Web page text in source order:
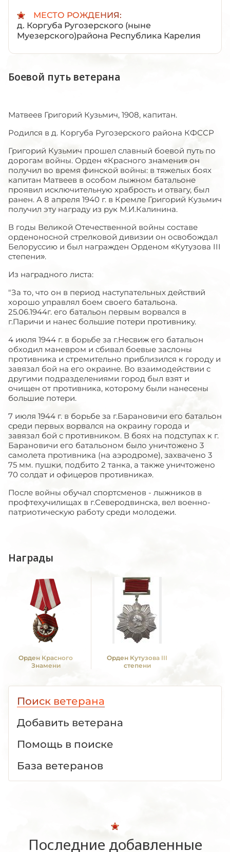
МЕСТО РОЖДЕНИЯ:
д. Коргуба Ругозерского (ныне
Муезерского)района Республика Карелия
Боевой путь ветерана
Матвеев Григорий Кузьмич, 1908, капитан.
Родился в д. Коргуба Ругозерского района КФССР
Григорий Кузьмич прошел славный боевой путь по
дорогам войны. Орден «Красного знамени» он
получил во время финской войны: в тяжелых боях
капитан Матвеев в особом лыжном батальоне
проявил исключительную храбрость и отвагу, был
ранен. А 8 апреля 1940 г. в Кремле Григорий Кузьмич
получил эту награду из рук М.И.Калинина.
В годы Великой Отечественной войны составе
орденоносной стрелковой дивизии он освобождал
Белоруссию и был награжден Орденом «Кутузова III
степени».
Из наградного листа:
"За то, что он в период наступательных действий
хорошо управлял боем своего батальона.
25.06.1944г. его батальон первым ворвался в
г.Паричи и нанес большие потери противнику.
4 июля 1944 г. в борьбе за г.Несвиж его батальон
обходил маневром и сбивал боевые заслоны
противника и стремительно приблизился к городу и
завязал бой на его окраине. Во взаимодействии с
другими подразделениями город был взят и
очищен от противника, которому были нанесены
большие потери.
7 июля 1944 г. в борьбе за г.Барановичи его батальон
среди первых ворвался на окраину города и
завязал бой с противником. В боях на подступах к г.
Барановичи его батальоном было уничтожено 3
самолета противника (на аэродроме), захвачено 3
75 мм. пушки, подбито 2 танка, а также уничтожено
70 солдат и офицеров противника».
После войны обучал спортсменов - лыжников в
профтехучилищах в г.Северодвинска, вел военно-
патриотическую работу среди молодежи.
Награды
Орден Красного
Знамени
Орден Кутузова III
степени
Поиск ветерана
Добавить ветерана
Помощь в поиске
База ветеранов
Последние добавленные